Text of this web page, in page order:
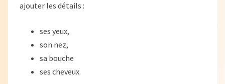
ajouter les détails :
ses yeux,
son nez,
sa bouche
ses cheveux.